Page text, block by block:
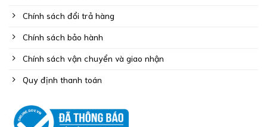
Chính sách đổi trả hàng
Chính sách bảo hành
Chính sách vận chuyển và giao nhận
Quy định thanh toán